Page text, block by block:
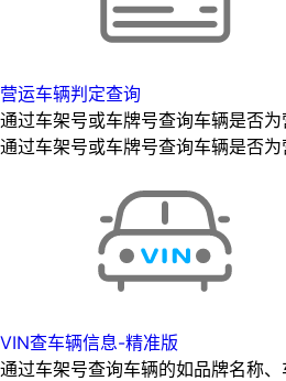
营运车辆判定查询
通过车架号或车牌号查询车辆是否
通过车架号或车牌号查询车辆是否
VIN查车辆信息-精准版
通过车架号查询车辆的如品牌名称